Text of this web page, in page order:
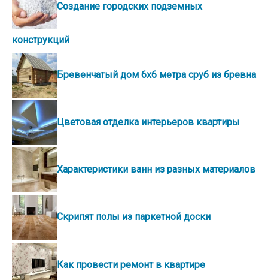
Создание городских подземных
конструкций
Бревенчатый дом 6х6 метра сруб из бревна
Цветовая отделка интерьеров квартиры
Характеристики ванн из разных материалов
Скрипят полы из паркетной доски
Как провести ремонт в квартире